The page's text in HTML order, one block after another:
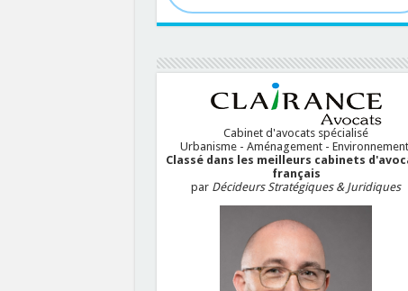
Cabinet d'avocats spécialisé
Urbanisme - Aménagement -
Classé dans les meilleurs cabinets
français
par Décideurs Stratégiques & Juridiques